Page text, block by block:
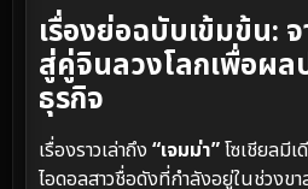
เรื่องย่อฉบับเข้มข้น:
สู่คู่จินลวงโลกเพื่อผล
ธุรกิจ
เรื่องราวเล่าถึง “เจมม่า”โซเชียลมี
ไอดอลสาวชื่อดังที่กำลังอยู่ในช่วงข